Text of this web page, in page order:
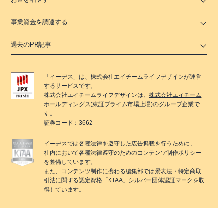
事業資金を調達する
過去のPR記事
「 イーデス 」は、株式会社エイチームライフデザインが運営
するサービスです。
株式会社エイチームライフデザインは、株式会社エイチーム
ホールディングス(東証プライム市場上場)のグループ企業で
す。
証券コード：3662
イーデスでは各種法律を遵守した広告掲載を行うために、
社内において各種法律遵守のためのコンテンツ制作ポリシー
を整備しています。
また、コンテンツ制作に携わる編集部では景表法・特定商取
引法に関する認定資格「KTAA」 シルバー団体認証マークを取
得しています。